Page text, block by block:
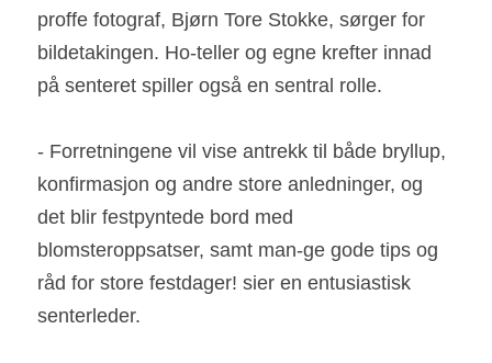
proffe fotograf, Bjørn Tore Stokke, sørger for
bildetakingen. Ho-teller og egne krefter innad
på senteret spiller også en sentral rolle.
- Forretningene vil vise antrekk til både bryllup,
konfirmasjon og andre store anledninger, og
det blir festpyntede bord med
blomsteroppsatser, samt man-ge gode tips og
råd for store festdager! sier en entusiastisk
senterleder.